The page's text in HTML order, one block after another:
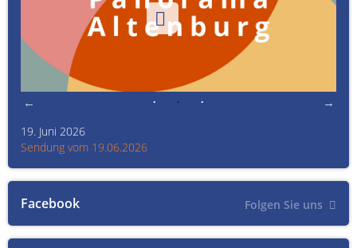
Facebook Folgen Sie uns
19. Juni 2026
Sendung vom 19.06.2026